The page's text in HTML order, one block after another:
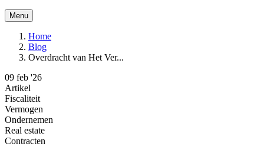
Button
navigation
Menu
Kruimelpad
Home
Blog
Overdracht van Het Ver...
09 feb '26
Artikel
Fiscaliteit
Vermogen
Ondernemen
Real estate
Contracten